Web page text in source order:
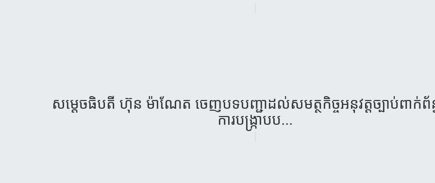
សម្តេច​ធិប​តី​ ហ៊ុន ម៉ាណែត​ ចេញ​បទ​បញ្ជា​ដល់​សមត្ថកិច្ច​អនុវត្ត​ច្បាប់​ពាក់​ព័
ការ​បង្ក្រាប​ប...